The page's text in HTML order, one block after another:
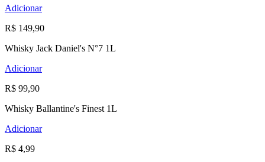
Adicionar
R$ 149,90
Whisky Jack Daniel's N°7 1L
Adicionar
R$ 99,90
Whisky Ballantine's Finest 1L
Adicionar
R$ 4,99